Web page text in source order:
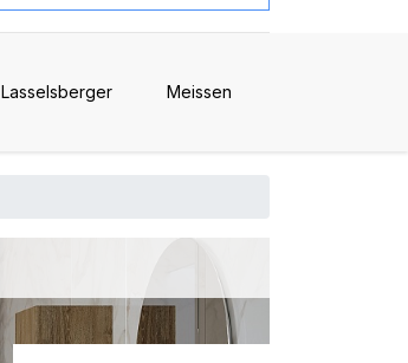
Lasselsberger Meissen